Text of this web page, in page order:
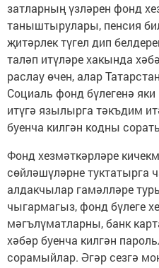
затларның үзләрен фонд
таныштырулары, пенсия
җитәрлек түгел дип
таләп итүләре хакында
раслау өчен, алар
Социаль фонд бүлегенә яки
итүгә язылырга тәкъдим
буенча килгән кодны
Фонд хезмәткәрләре
сөйләшүләрне туктатырга
алдакчылар гамәлләре
чыгармагыз, фонд бүлеге
мәгълүматларны, банк
хәбәр буенча килгән
сорамыйлар. Әгәр сезгә